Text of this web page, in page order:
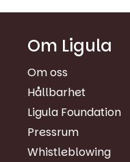
Om Ligula
Om oss
Hållbarhet
Ligula Foundation
Pressrum
Whistleblowing